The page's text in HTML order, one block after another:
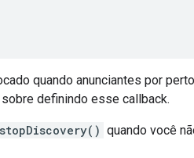
quando anunciantes por
definindo esse callback.
stopDiscovery() quando você